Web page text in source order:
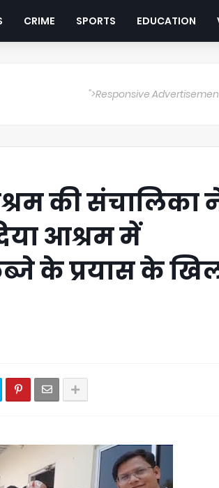
CRIME SPORTS EDUCATION
">Responsive
की संचालिका
आश्रम में
के प्रयास के